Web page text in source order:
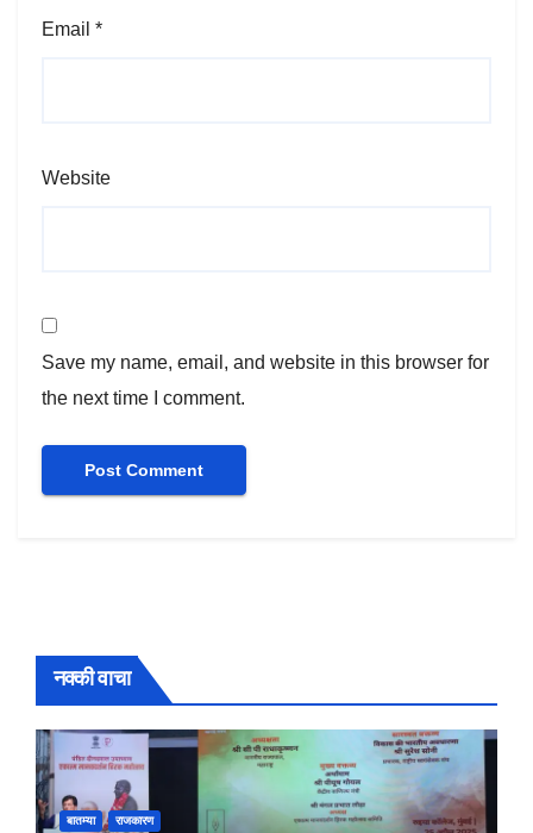
Email *
Website
Save my name, email, and website in this browser for
the next time I comment.
नक्की वाचा
बातम्या राजकारण